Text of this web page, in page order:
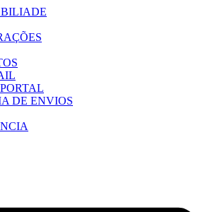
DE ENVIOS